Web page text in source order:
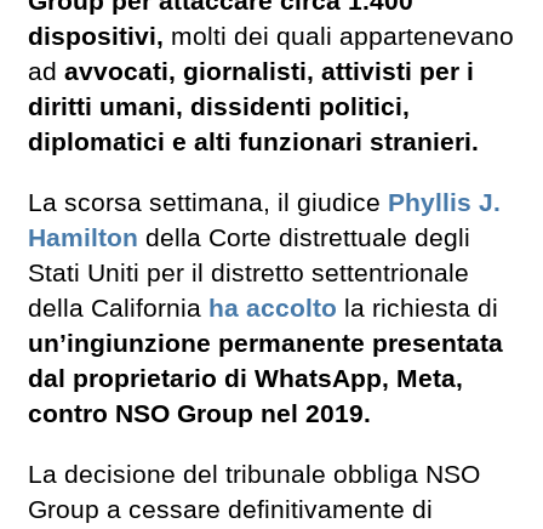
dispositivi, molti dei quali appartenevano
ad avvocati, giornalisti, attivisti per i
diritti umani, dissidenti politici,
diplomatici e alti funzionari stranieri.
La scorsa settimana, il giudice Phyllis J.
Hamilton della Corte distrettuale degli
Stati Uniti per il distretto settentrionale
della California ha accolto la richiesta di
un’ingiunzione permanente presentata
dal proprietario di WhatsApp, Meta,
contro NSO Group nel 2019.
La decisione del tribunale obbliga NSO
Group a cessare definitivamente di